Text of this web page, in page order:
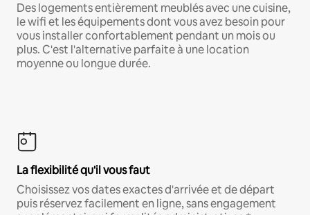
Des logements entièrement meublés avec une cuisine,
le wifi et les équipements dont vous avez besoin pour
vous installer confortablement pendant un mois ou
plus. C'est l'alternative parfaite à une location
moyenne ou longue durée.
La flexibilité qu'il vous faut
Choisissez vos dates exactes d'arrivée et de départ
puis réservez facilement en ligne, sans engagement